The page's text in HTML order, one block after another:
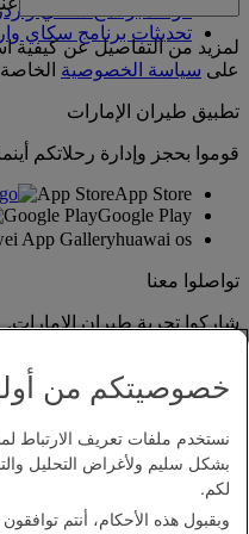
قواعد برنامج سكاي
تحديثات برنامج سكاي
لمزيد من التفاصيل عن كيفية
على سياسة الخصوصية الخاصة
تطبيق طيران الإمارات
قوموا بحجز وإدارة رحلاتكم
App StoreApp Store
Google PlayGoogle Play
App Galleryhuawai os
تواصلوا معنا
شاركوا تجربة طيران الإمارات.
خصوصيتكم من
نستخدم ملفات تعريف الارتباط
بشكل سليم ولأغراض التحليل
لكم.
وبقبول هذه الأحكام، أنتم